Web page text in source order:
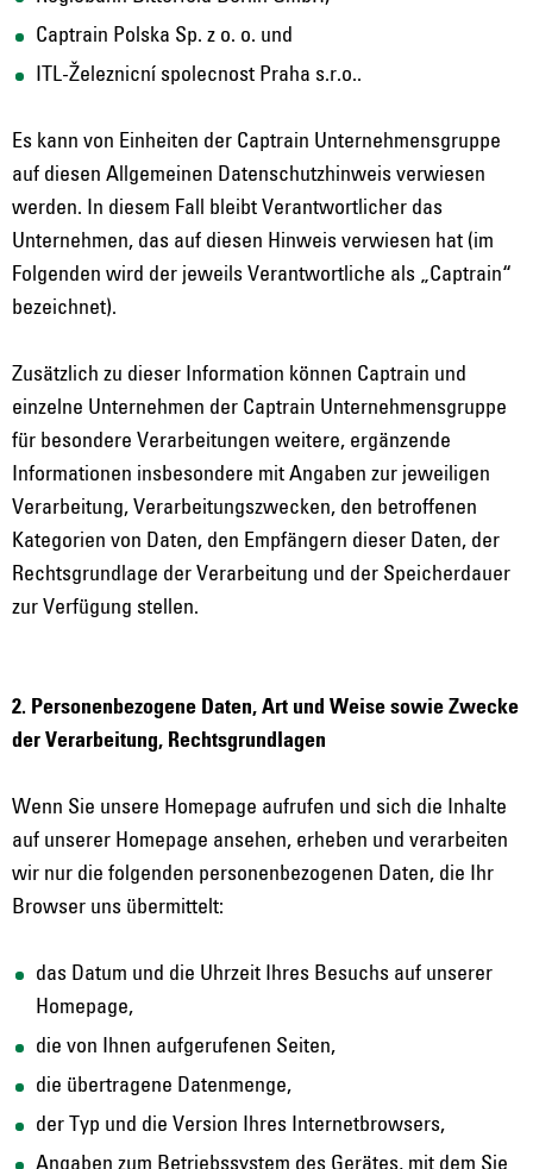
Captrain Polska Sp. z o. o. und
ITL-Železnicní spolecnost Praha s.r.o..
Es kann von Einheiten der Captrain Unternehmensgruppe
auf diesen Allgemeinen Datenschutzhinweis verwiesen
werden. In diesem Fall bleibt Verantwortlicher das
Unternehmen, das auf diesen Hinweis verwiesen hat (im
Folgenden wird der jeweils Verantwortliche als „Captrain“
bezeichnet).
Zusätzlich zu dieser Information können Captrain und
einzelne Unternehmen der Captrain Unternehmensgruppe
für besondere Verarbeitungen weitere, ergänzende
Informationen insbesondere mit Angaben zur jeweiligen
Verarbeitung, Verarbeitungszwecken, den betroffenen
Kategorien von Daten, den Empfängern dieser Daten, der
Rechtsgrundlage der Verarbeitung und der Speicherdauer
zur Verfügung stellen.
2. Personenbezogene Daten, Art und Weise sowie Zwecke
der Verarbeitung, Rechtsgrundlagen
Wenn Sie unsere Homepage aufrufen und sich die Inhalte
auf unserer Homepage ansehen, erheben und verarbeiten
wir nur die folgenden personenbezogenen Daten, die Ihr
Browser uns übermittelt:
das Datum und die Uhrzeit Ihres Besuchs auf unserer
Homepage,
die von Ihnen aufgerufenen Seiten,
die übertragene Datenmenge,
der Typ und die Version Ihres Internetbrowsers,
Angaben zum Betriebssystem des Gerätes, mit dem Sie